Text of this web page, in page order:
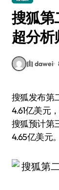
搜狐第
超分析
由 dawei
搜狐发布第二财季财报，财报显示其第二财季营收
4.61亿美元
搜狐预计第
4.65亿美元。